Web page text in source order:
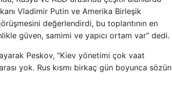
Vladimir Putin ve Amerika Birleşik
değerlendirdi, bu toplantının en
güven, samimi ve yapıcı ortam var” dedi.
Peskov, “Kiev yönetimi çok vaat
yok. Rus kısmı birkaç gün boyunca